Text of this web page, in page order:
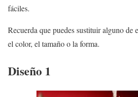
fáciles.
Recuerda que puedes sustituir alguno de
el color, el tamaño o la forma.
Diseño 1